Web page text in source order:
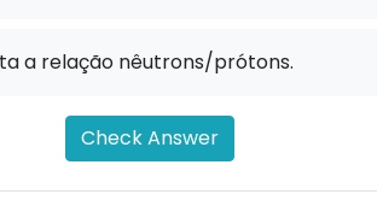
a relação nêutrons/prótons.
Check Answer